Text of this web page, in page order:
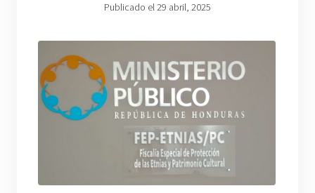
Publicado el 29 abril, 2025